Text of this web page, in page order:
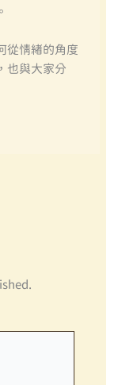
從情緒的角度
也與大家分